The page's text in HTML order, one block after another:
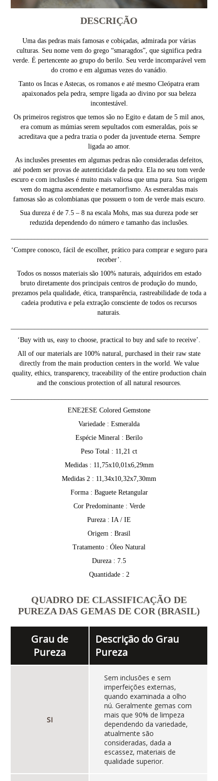
DESCRIÇÃO
Uma das pedras mais famosas e cobiçadas, admirada por várias
culturas. Seu nome vem do grego “smaragdos”, que significa pedra
verde. É pertencente ao grupo do berilo. Seu verde incomparável vem
do cromo e em algumas vezes do vanádio.
Tanto os Incas e Astecas, os romanos e até mesmo Cleópatra eram
apaixonados pela pedra, sempre ligada ao divino por sua beleza
incontestável.
Os primeiros registros que temos são no Egito e datam de 5 mil anos,
era comum as múmias serem sepultados com esmeraldas, pois se
acreditava que a pedra trazia o poder da juventude eterna. Sempre
ligada ao amor.
As inclusões presentes em algumas pedras não consideradas defeitos,
até podem ser provas de autenticidade da pedra. Ela no seu tom verde
escuro e com inclusões é muito mais valiosa que uma pura. Sua origem
vem do magma ascendente e metamorfismo. As esmeraldas mais
famosas são as colombianas que possuem o tom de verde mais escuro.
Sua dureza é de 7.5 – 8 na escala Mohs, mas sua dureza pode ser
reduzida dependendo do número e tamanho das inclusões.
‘Compre conosco, fácil de escolher, prático para comprar e seguro para
receber’.
Todos os nossos materiais são 100% naturais, adquiridos em estado
bruto diretamente dos principais centros de produção do mundo,
prezamos pela qualidade, ética, transparência, rastreabilidade de toda a
cadeia produtiva e pela extração consciente de todos os recursos
naturais.
‘Buy with us, easy to choose, practical to buy and safe to receive’.
All of our materials are 100% natural, purchased in their raw state
directly from the main production centers in the world. We value
quality, ethics, transparency, traceability of the entire production chain
and the conscious protection of all natural resources.
ENE2ESE Colored Gemstone
Variedade : Esmeralda
Espécie Mineral : Berilo
Peso Total : 11,21 ct
Medidas : 11,75x10,01x6,29mm
Medidas 2 : 11,34x10,32x7,30mm
Forma : Baguete Retangular
Cor Predominante : Verde
Pureza : IA / IE
Origem : Brasil
Tratamento : Óleo Natural
Dureza : 7.5
Quantidade : 2
QUADRO DE CLASSIFICAÇÃO DE
PUREZA DAS GEMAS DE COR (BRASIL)
Grau de
Pureza
Descrição do Grau
Pureza
SI
Sem inclusões e sem
imperfeições externas,
quando examinada a olho
nú. Geralmente gemas com
mais que 90% de limpeza
dependendo da variedade,
atualmente são
consideradas, dada a
escassez, materiais de
qualidade superior.